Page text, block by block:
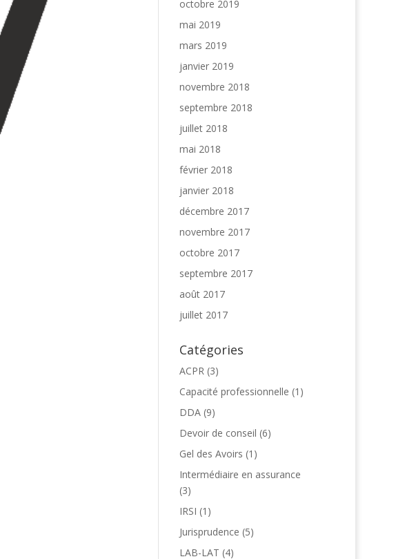
octobre 2019
mai 2019
mars 2019
janvier 2019
novembre 2018
septembre 2018
juillet 2018
mai 2018
février 2018
janvier 2018
décembre 2017
novembre 2017
octobre 2017
septembre 2017
août 2017
juillet 2017
Catégories
ACPR(3)
Capacité professionnelle (1)
DDA(9)
Devoir de conseil (6)
Gel des Avoirs (1)
Intermédiaire en assurance
(3)
IRSI (1)
Jurisprudence (5)
LAB-LAT (4)